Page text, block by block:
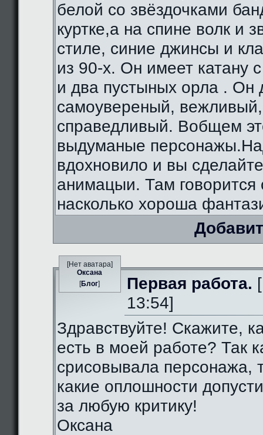
белой со звёздочками
куртке,а на спине волк и
стиле, синие джинсы и
из 90-х. Он имеет катану
и два пустыных орла . Он
самоувереный,
справедливый. Вобщем
выдуманые
вдохновило и вы
анимацыи. Там говорится
насколько хороша
[Нет аватара]
Оксана
[Блог] Первая работа.
13:54]
Здравствуйте! Скажите,
есть в моей работе? Так
срисовывала персонажа,
какие оплошности
за любую критику!
Оксана